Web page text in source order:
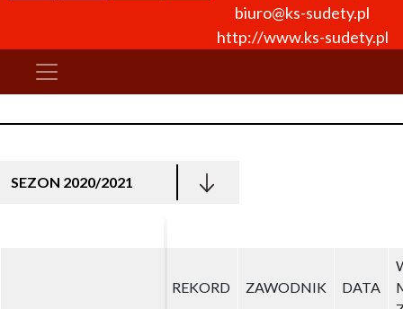
biuro@ks-sudety.pl
http://www.ks-sudety.pl
SEZON 2020/2021
REKORD ZAWODNIK DATA
REKORD ZAWODNIK DATA